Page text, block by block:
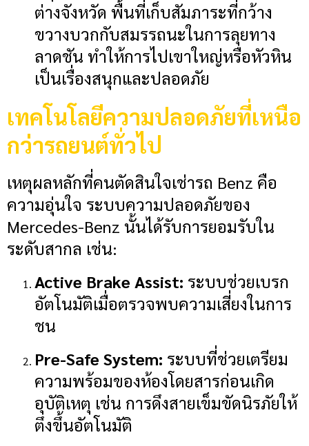
ต่างจังหวัด พื้นที่เก็บสัมภาระที่กว้าง
ขวางบวกกับสมรรถนะในการลุยทาง
ลาดชัน ทำให้การไปเขาใหญ่หรือหัวหิน
เป็นเรื่องสนุกและปลอดภัย
เทคโนโลยีความปลอดภัยที่เหนือ
กว่ารถยนต์ทั่วไป
เหตุผลหลักที่คนตัดสินใจเช่ารถ Benz คือ
ความอุ่นใจ ระบบความปลอดภัยของ
Mercedes-Benz นั้นได้รับการยอมรับใน
ระดับสากล เช่น:
Active Brake Assist: ระบบช่วยเบรก
อัตโนมัติเมื่อตรวจพบความเสี่ยงในการ
ชน
Pre-Safe System: ระบบที่ช่วยเตรียม
ความพร้อมของห้องโดยสารก่อนเกิด
อุบัติเหตุ เช่น การดึงสายเข็มขัดนิรภัยให้
ตึงขึ้นอัตโนมัติ